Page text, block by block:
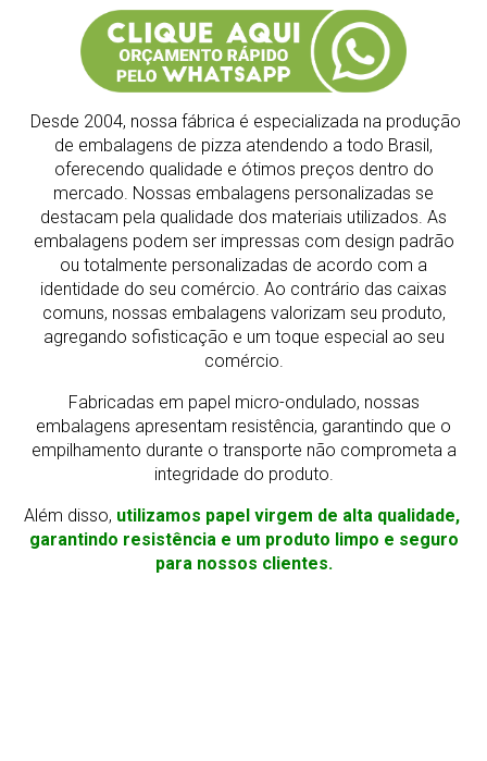
Desde 2004, nossa fábrica é especializada na produção
de embalagens de pizza atendendo a todo Brasil,
oferecendo qualidade e ótimos preços dentro do
mercado. Nossas embalagens personalizadas se
destacam pela qualidade dos materiais utilizados. As
embalagens podem ser impressas com design padrão
ou totalmente personalizadas de acordo com a
identidade do seu comércio. Ao contrário das caixas
comuns, nossas embalagens valorizam seu produto,
agregando sofisticação e um toque especial ao seu
comércio.
Fabricadas em papel micro-ondulado, nossas
embalagens apresentam resistência, garantindo que o
empilhamento durante o transporte não comprometa a
integridade do produto.
Além disso, utilizamos papel virgem de alta qualidade,
garantindo resistência e um produto limpo e seguro
para nossos clientes.